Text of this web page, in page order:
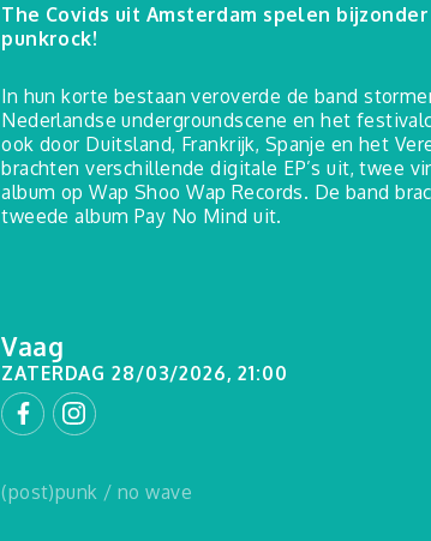
The Covids uit Amsterdam spelen
punkrock!
In hun korte bestaan veroverde de band
Nederlandse undergroundscene en het
ook door Duitsland, Frankrijk, Spanje en het
brachten verschillende digitale EP’s uit, twee
album op Wap Shoo Wap Records. De band
tweede album Pay No Mind uit.
Vaag
ZATERDAG 28/03/2026, 21:00
(post)punk / no wave